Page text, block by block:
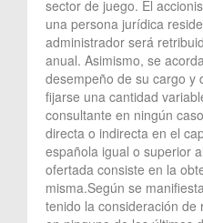
sector de juego. El
una persona jurídica
administrador será
anual. Asimismo, se
desempeño de su cargo y
fijarse una cantidad
consultante en ningún
directa o indirecta en el
española igual o superior
ofertada consiste en la
misma.Según se
tenido la consideración de